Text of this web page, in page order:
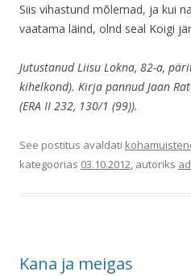
Siis vihastund mõlemad, ja kui
vaatama läind, olnd seal Koigi
Jutustanud Liisu Lokna, 82-a,
kihelkond). Kirja pannud Jaan
(ERA II 232, 130/1 (99)).
See postitus avaldati
kategoorias 03.10.2012, autoriks
Kana ja meigas